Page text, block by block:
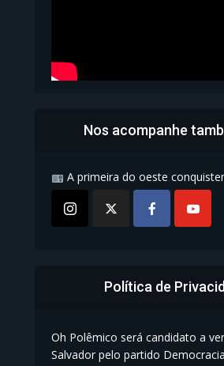
Nos acompanhe
A primeira do oeste
Política de
Oh Polêmico será candidato a
Salvador pelo partido